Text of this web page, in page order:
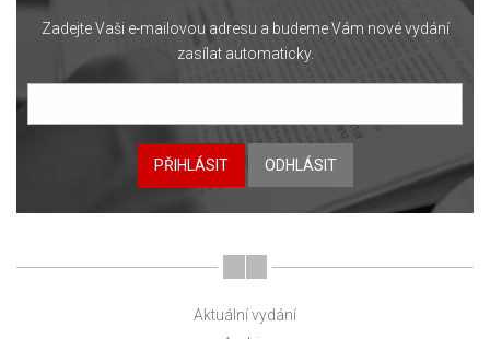
Zadejte Vaši e-mailovou adresu a budeme Vám nové vydání
zasílat automaticky.
PŘIHLÁSIT ODHLÁSIT
Aktuální vydání